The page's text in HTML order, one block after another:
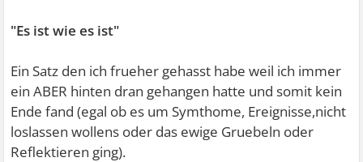
"Es ist wie es ist"
Ein Satz den ich frueher gehasst habe weil ich immer
ein ABER hinten dran gehangen hatte und somit kein
Ende fand (egal ob es um Symthome, Ereignisse,nicht
loslassen wollens oder das ewige Gruebeln oder
Reflektieren ging).